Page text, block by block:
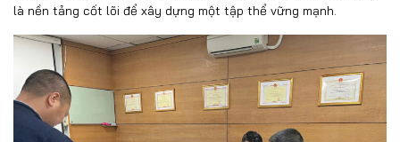
là nền tảng cốt lõi để xây dựng một tập thể vững mạnh.